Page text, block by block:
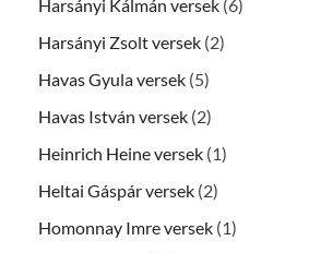
Harsányi Kálmán versek (6)
Harsányi Zsolt versek (2)
Havas Gyula versek (5)
Havas István versek (2)
Heinrich Heine versek (1)
Heltai Gáspár versek (2)
Homonnay Imre versek (1)